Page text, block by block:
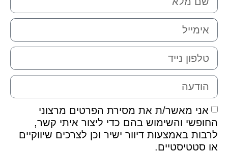
אני מאשר/ת את מסירת הפרטים מרצוני
והשימוש בהם כדי ליצור איתי קשר,
באמצעות דיוור ישיר וכן לצרכים שיווקיים
סטטיסטיים.